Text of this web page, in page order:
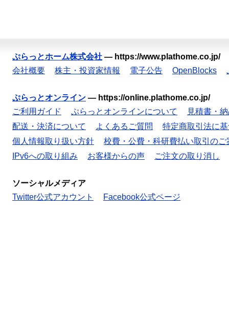
ぷらっとホーム株式会社 — https://www.plathome.co.jp/
会社概要
株主・投資家情報 電子公告 OpenBlocks
ぷらっとオンライン — https://online.plathome.co.jp/
ご利用ガイド
ぷらっとオンラインについて
見積書・
配送・決済について
よくあるご質問
特定商取引法に
個人情報取り扱い方針
校費・公費・科研費払い取引のご
IPv6への取り組み
お客様からの声 ご注文の取り消し
ソーシャルメディア
Twitter公式アカウント
Facebook公式ページ